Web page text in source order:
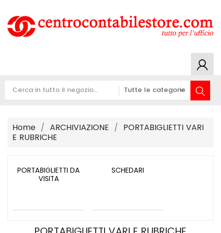
Home ARCHIVIAZIONE
PORTABIGLIETTI VARI
E RUBRICHE
PORTABIGLIETTI DA
VISITA
SCHEDARI